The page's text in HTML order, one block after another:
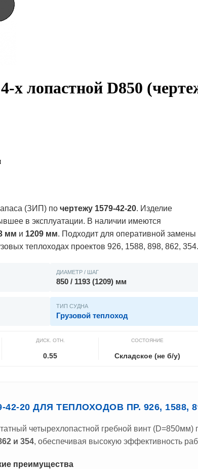
х лопастной D850
(ЗИП) по чертежу 1579-42-20. Изделие
в эксплуатации. В наличии имеются
мм и 1209 мм. Подходит для оперативной замены
теплоходах проектов 926, 1588, 898, 862, 354.
ДИАМЕТР / ШАГ
850 / 1193 (1209) мм
ТИП СУДНА
Грузовой теплоход
ДИСК. ОТН.
0.55
СОСТОЯНИЕ
Складское (не б/у)
20 ДЛЯ ТЕПЛОХОДОВ ПР. 926, 1588,
четырехлопастной гребной винт (D=850мм)
и 354, обеспечивая высокую эффективность
преимущества